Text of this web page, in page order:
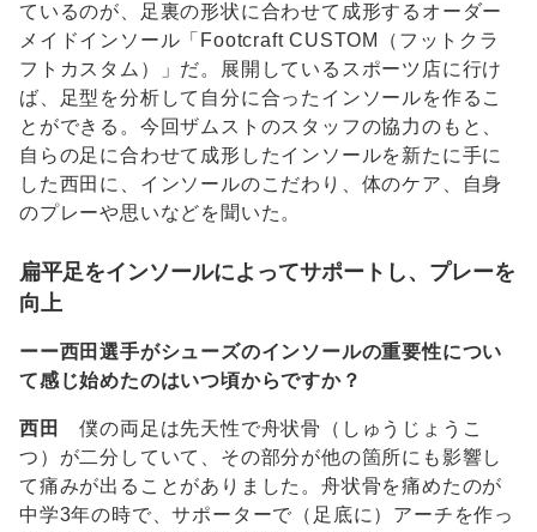
ているのが、足裏の形状に合わせて成形するオーダー
メイドインソール「Footcraft CUSTOM（フットクラ
フトカスタム）」だ。展開しているスポーツ店に行け
ば、足型を分析して自分に合ったインソールを作るこ
とができる。今回ザムストのスタッフの協力のもと、
自らの足に合わせて成形したインソールを新たに手に
した西田に、インソールのこだわり、体のケア、自身
のプレーや思いなどを聞いた。
扁平足をインソールによってサポートし、プレーを
向上
ーー西田選手がシューズのインソールの重要性につい
て感じ始めたのはいつ頃からですか？
西田僕の両足は先天性で舟状骨（しゅうじょうこ
つ）が二分していて、その部分が他の箇所にも影響し
て痛みが出ることがありました。舟状骨を痛めたのが
中学3年の時で、サポーターで（足底に）アーチを作っ